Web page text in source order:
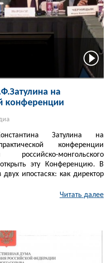
на
конференции
Затулина на
конференции
монгольского
открыть эту Конференцию. В
ипостасях: как директор
Читать далее